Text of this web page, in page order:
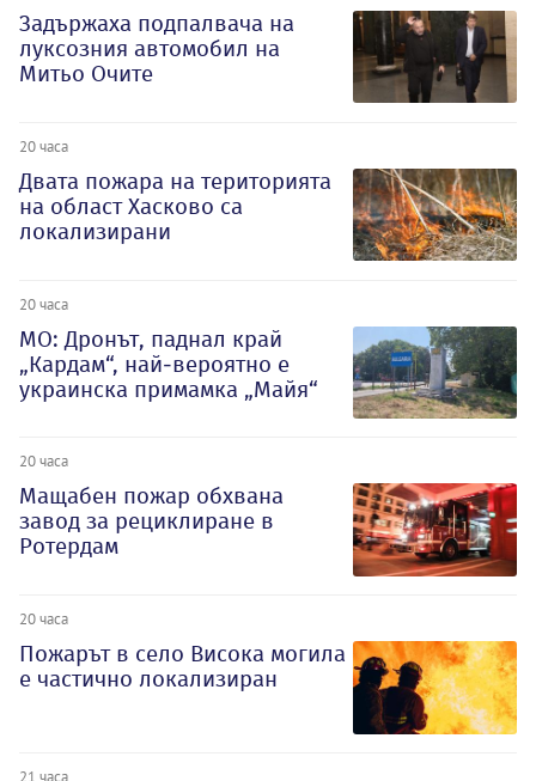
Задържаха подпалвача на
луксозния автомобил на
Митьо Очите
20 часа
Двата пожара на територията
на област Хасково са
локализирани
20 часа
МО: Дронът, паднал край
„Кардам“, най-вероятно е
украинска примамка „Майя“
20 часа
Мащабен пожар обхвана
завод за рециклиране в
Ротердам
20 часа
Пожарът в село Висока могила
е частично локализиран
21 часа